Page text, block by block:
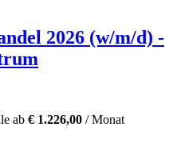
2026 (w/m/d) -
ab € 1.226,00 / Monat